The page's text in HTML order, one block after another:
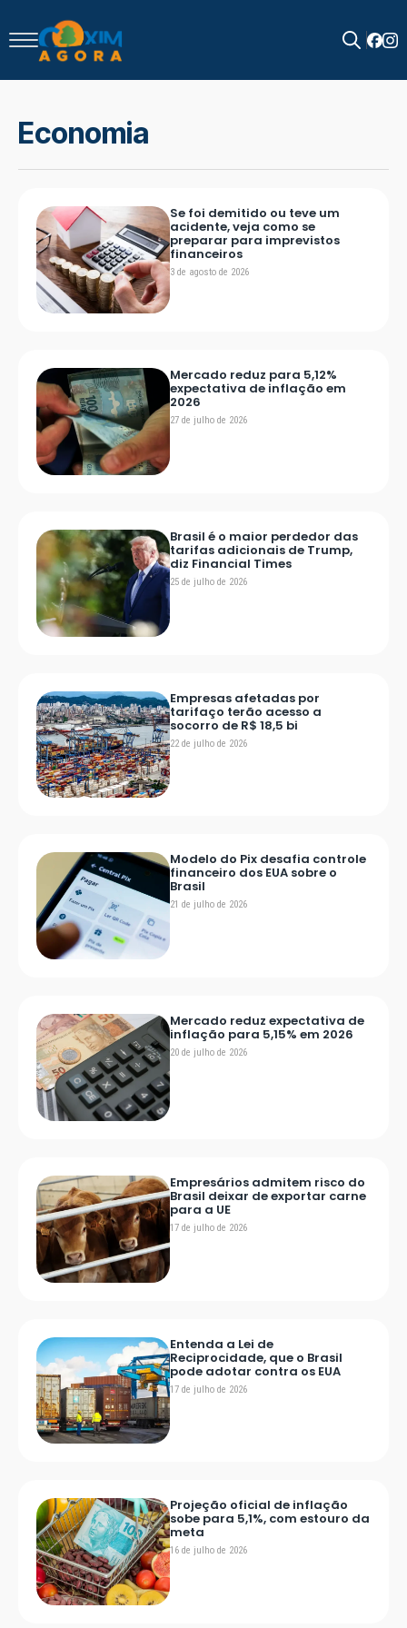
for:
Economia
Se foi demitido ou teve um
acidente, veja como se
preparar para imprevistos
financeiros
3 de agosto de 2026
Mercado reduz para 5,12%
expectativa de inflação em
2026
27 de julho de 2026
Brasil é o maior perdedor das
tarifas adicionais de Trump,
diz Financial Times
25 de julho de 2026
Empresas afetadas por
tarifaço terão acesso a
socorro de R$ 18,5 bi
22 de julho de 2026
Modelo do Pix desafia controle
financeiro dos EUA sobre o
Brasil
21 de julho de 2026
Mercado reduz expectativa de
inflação para 5,15% em 2026
20 de julho de 2026
Empresários admitem risco do
Brasil deixar de exportar carne
para a UE
17 de julho de 2026
Entenda a Lei de
Reciprocidade, que o Brasil
pode adotar contra os EUA
17 de julho de 2026
Projeção oficial de inflação
sobe para 5,1%, com estouro da
meta
16 de julho de 2026